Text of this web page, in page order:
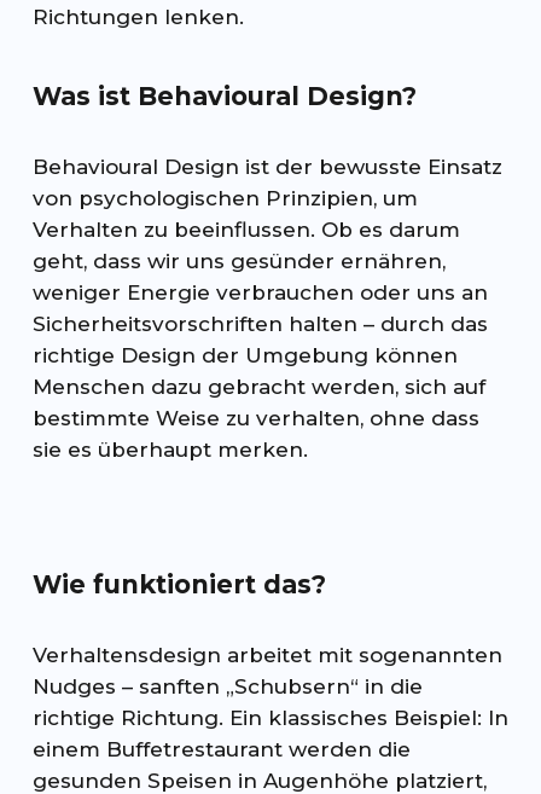
Richtungen lenken.
Was ist Behavioural Design?
Behavioural Design ist der bewusste Einsatz
von psychologischen Prinzipien, um
Verhalten zu beeinflussen. Ob es darum
geht, dass wir uns gesünder ernähren,
weniger Energie verbrauchen oder uns an
Sicherheitsvorschriften halten – durch das
richtige Design der Umgebung können
Menschen dazu gebracht werden, sich auf
bestimmte Weise zu verhalten, ohne dass
sie es überhaupt merken.
Wie funktioniert das?
Verhaltensdesign arbeitet mit sogenannten
Nudges – sanften „Schubsern“ in die
richtige Richtung. Ein klassisches Beispiel: In
einem Buffetrestaurant werden die
gesunden Speisen in Augenhöhe platziert,